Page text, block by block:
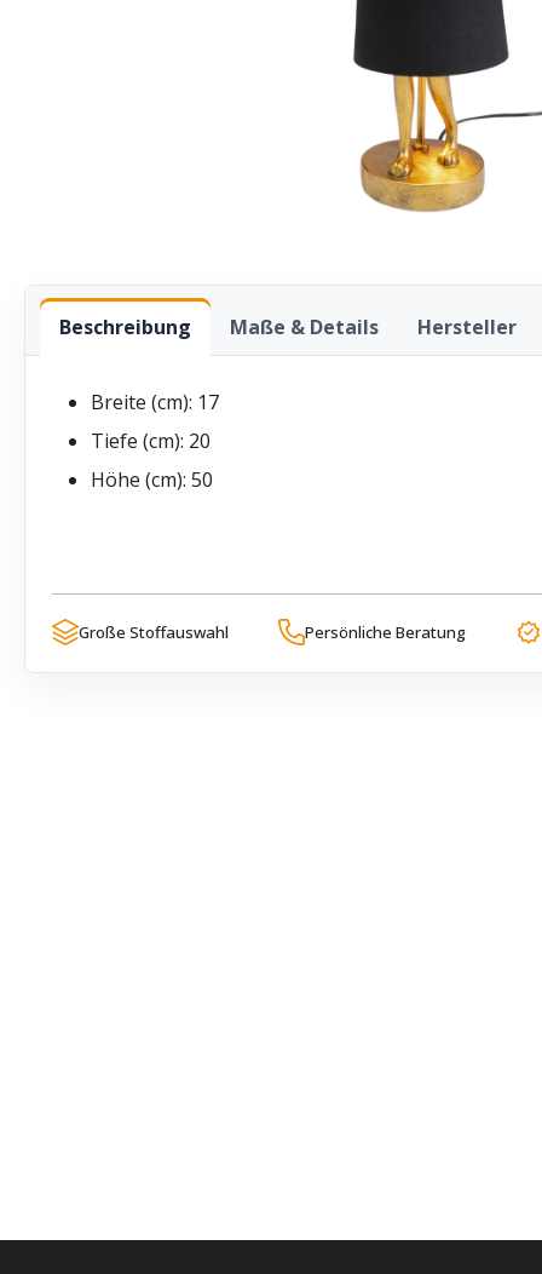
Beschreibung Maße & Details Hersteller
Breite (cm): 17
Tiefe (cm): 20
Höhe (cm): 50
Große Stoffauswahl Persönliche Beratung